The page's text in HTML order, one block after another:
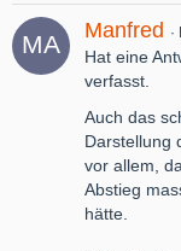
Manfred
Hat eine
verfasst.
Auch das
Darstellung
vor allem,
Abstieg
hätte.